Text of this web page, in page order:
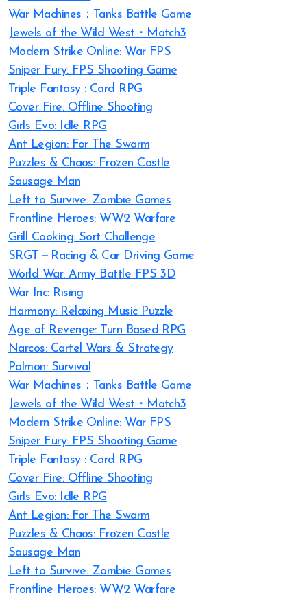
War Machines：Tanks Battle Game
Jewels of the Wild West・Match3
Modern Strike Online: War FPS
Sniper Fury: FPS Shooting Game
Triple Fantasy : Card RPG
Cover Fire: Offline Shooting
Girls Evo: Idle RPG
Ant Legion: For The Swarm
Puzzles & Chaos: Frozen Castle
Sausage Man
Left to Survive: Zombie Games
Frontline Heroes: WW2 Warfare
Grill Cooking: Sort Challenge
SRGT－Racing & Car Driving Game
World War: Army Battle FPS 3D
War Inc: Rising
Harmony: Relaxing Music Puzzle
Age of Revenge: Turn Based RPG
Narcos: Cartel Wars & Strategy
Palmon: Survival
War Machines：Tanks Battle Game
Jewels of the Wild West・Match3
Modern Strike Online: War FPS
Sniper Fury: FPS Shooting Game
Triple Fantasy : Card RPG
Cover Fire: Offline Shooting
Girls Evo: Idle RPG
Ant Legion: For The Swarm
Puzzles & Chaos: Frozen Castle
Sausage Man
Left to Survive: Zombie Games
Frontline Heroes: WW2 Warfare